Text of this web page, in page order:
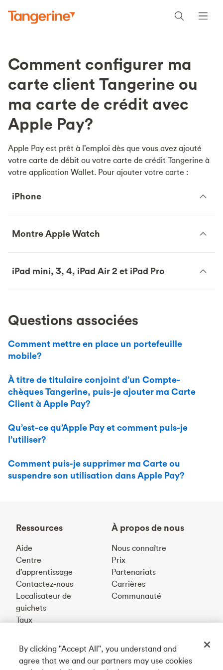
Comment configurer ma
carte client Tangerine ou
ma carte de crédit avec
Apple Pay?
Apple Pay est prêt à l’emploi dès que vous avez ajouté
votre carte de débit ou votre carte de crédit Tangerine à
votre application Wallet. Pour ajouter votre carte :
iPhone
Montre Apple Watch
iPad mini, 3, 4, iPad Air 2 et iPad Pro
Questions associées
Comment mettre en place un portefeuille
mobile?
À titre de titulaire conjoint d’un Compte-
chèques Tangerine, puis-je ajouter ma Carte
Client à Apple Pay?
Qu’est-ce qu’Apple Pay et comment puis-je
l’utiliser?
Comment puis-je supprimer ma Carte ou
suspendre son utilisation dans Apple Pay?
Ressources
Aide
Centre
d’apprentissage
Contactez-nous
Localisateur de
guichets
Taux
À propos de nous
Nous connaître
Prix
Partenariats
Carrières
Communauté
Téléchargez notre appli
By clicking "Accept All", you understand and
agree that we and our partners may use cookies